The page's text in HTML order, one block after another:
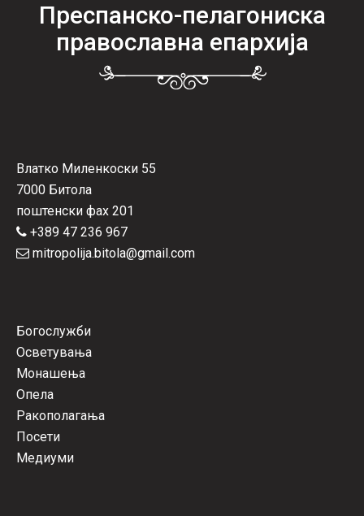
Преспанско-пелагониска
православна епархија
Влатко Миленкоски 55
7000 Битола
поштенски фах 201
+389 47 236 967
mitropolija.bitola@gmail.com
Богослужби
Осветувања
Монашења
Опела
Ракополагања
Посети
Медиуми